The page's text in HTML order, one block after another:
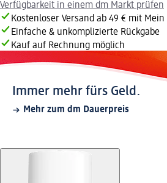
Verfügbarkeit in einem dm Markt prüfen
Kostenloser Versand ab 49 € mit
Einfache & unkomplizierte Rückgabe
Kauf auf Rechnung möglich
Immer mehr fürs Geld.
Mehr zum dm Dauerpreis